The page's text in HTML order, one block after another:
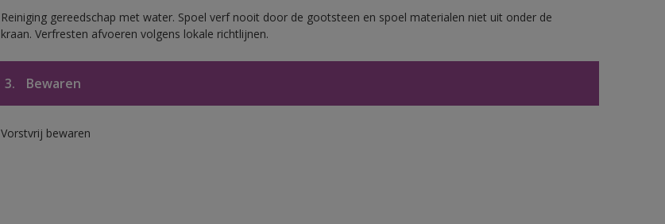
Reiniging gereedschap met water. Spoel verf nooit door de gootsteen en spoel materialen niet uit onder de
kraan. Verfresten afvoeren volgens lokale richtlijnen.
3. Bewaren
Vorstvrij bewaren